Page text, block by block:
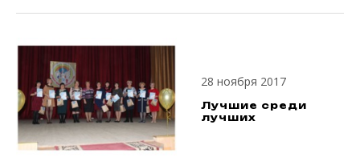
28 ноября 2017
Лучшие среди
лучших